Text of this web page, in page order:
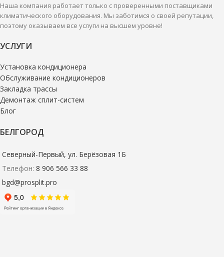
Наша компания работает только с проверенными поставщиками
климатического оборудования. Мы заботимся о своей репутации,
поэтому оказываем все услуги на высшем уровне!
УСЛУГИ
Установка кондиционера
Обслуживание кондиционеров
Закладка трассы
Демонтаж сплит-систем
Блог
БЕЛГОРОД
Северный-Первый, ул. Берёзовая 1Б
Телефон: 8 906 566 33 88
bgd@prosplit.pro